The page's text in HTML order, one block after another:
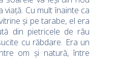
viață. Cu mult înainte ca
și pe tarabe, el era
din pietricele de râu
cu răbdare. Era un
om și natură, între